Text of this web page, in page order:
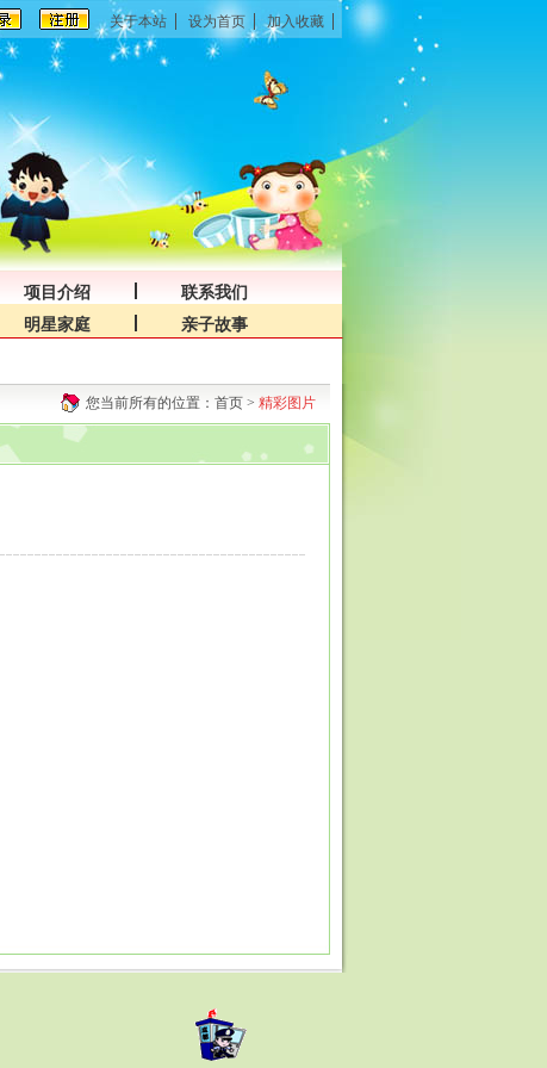
关于本站 设为首页 加入收藏
项目介绍
联系我们
明星家庭 亲子故事
您当前所有的位置： 首页 > 精彩图片